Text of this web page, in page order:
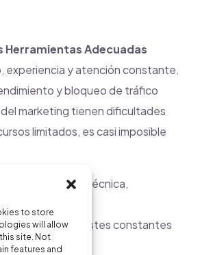
to store
will allow
site. Not
features and
Herramientas Adecuadas
experiencia y atención constante.
y bloqueo de tráfico
marketing tienen dificultades
limitados, es casi imposible
lidiar con jerga técnica,
monitoreo y ajustes constantes